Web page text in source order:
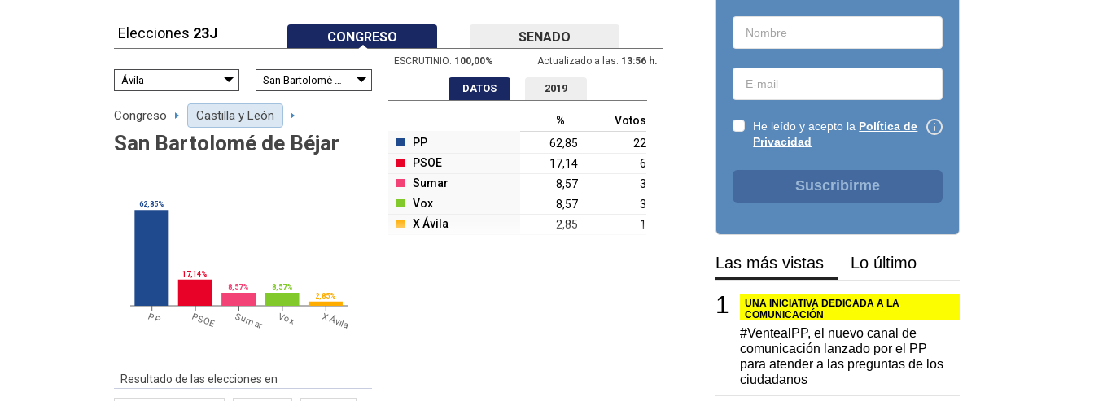
Elecciones 23J CONGRESO SENADO
ESCRUTINIO: 100,00% Actualizado a las: 13:56 h.
Congreso Castilla y León
San Bartolomé de Béjar
PP PSOE Sumar Vox X Ávila
62,85%
17,14%
8,57%
8,57%
2,85%
Resultado de las elecciones en
DATOS 2019
%
Votos
PP
62,85
22
PSOE
17,14
6
Sumar
8,57
3
Vox
8,57
3
X Ávila
2,85 1
He leído y acepto la Política de
Privacidad
Suscribirme
Las más vistas Lo último
UNA INICIATIVA DEDICADA A LA
COMUNICACIÓN
#VentealPP, el nuevo canal de
comunicación lanzado por el PP
para atender a las preguntas de los
ciudadanos